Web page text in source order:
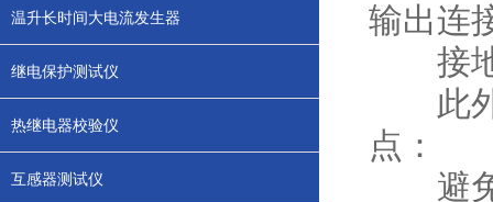
温升长时间大电流发生器
继电保护测试仪
热继电器校验仪
互感器测试仪
输出连
接地
此外
点：
避免